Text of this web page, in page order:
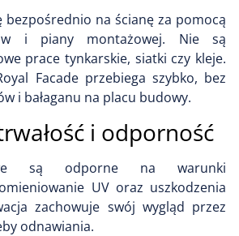
bezpośrednio na ścianę za pomocą
i piany montażowej. Nie są
prace tynkarskie, siatki czy kleje.
Facade przebiega szybko, bez
i bałaganu na placu budowy.
i odporność
są odporne na warunki
UV oraz uszkodzenia
zachowuje swój wygląd przez
odnawiania.